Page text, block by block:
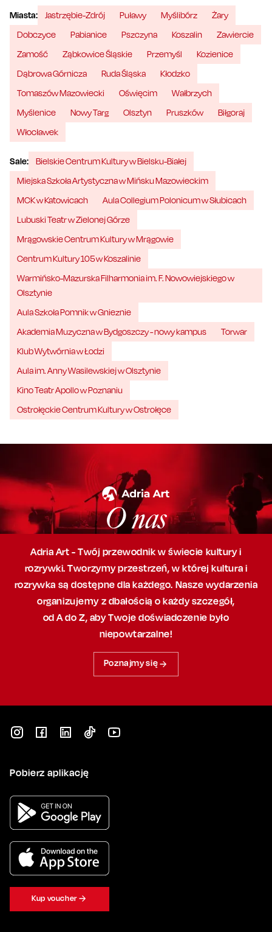
Miasta: Jastrzębie-Zdrój Puławy Myślibórz
Żary
Dobczyce
Pabianice Pszczyna Koszalin
Zawiercie
Zamość
Ząbkowice Śląskie Przemyśl
Kozienice
Dąbrowa Górnicza
Ruda Śląska
Kłodzko
Tomaszów Mazowiecki
Oświęcim
Wałbrzych
Myślenice
Nowy Targ Olsztyn Pruszków
Biłgoraj
Włocławek
Sale:
Bielskie Centrum Kultury w Bielsku-Białej
Miejska Szkoła Artystyczna w Mińsku Mazowieckim
MCK w Katowicach
Aula Collegium Polonicum w Słubicach
Lubuski Teatr w Zielonej Górze
Mrągowskie Centrum Kultury w Mrągowie
Centrum Kultury 105 w Koszalinie
Warmińsko-Mazurska Filharmonia im. F. Nowowiejskiego w
Olsztynie
Aula Szkoła Pomnik w Gnieznie
Akademia Muzyczna w Bydgoszczy - nowy kampus
Torwar
Klub Wytwórnia w Łodzi
Aula im. Anny Wasilewskiej w Olsztynie
Kino Teatr Apollo w Poznaniu
Ostrołęckie Centrum Kultury w Ostrołęce
O nas
Adria Art - Twój przewodnik w świecie kultury i
rozrywki. Tworzymy przestrzeń,w której kultura i
rozrywka są dostępne dla każdego. Nasze wydarzenia
organizujemy z dbałością o każdy szczegół,
od A do Z, abyTwoje doświadczenie było
niepowtarzalne!
Poznajmy się
Pobierz aplikację
Kup voucher